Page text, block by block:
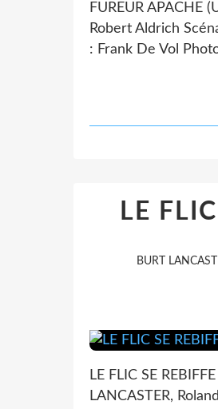
FUREUR APACHE
Robert Aldrich
: Frank De Vol
LE
BURT
LE FLIC SE
LANCASTER,